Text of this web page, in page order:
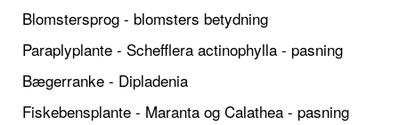
Blomstersprog - blomsters betydning
Paraplyplante - Schefflera actinophylla - pasning
Bægerranke - Dipladenia
Fiskebensplante - Maranta og Calathea - pasning